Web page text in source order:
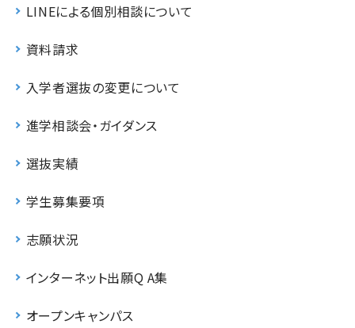
LINEによる個別相談について
資料請求
入学者選抜の変更について
進学相談会・ガイダンス
選抜実績
学生募集要項
志願状況
インターネット出願Q A集
オープンキャンパス